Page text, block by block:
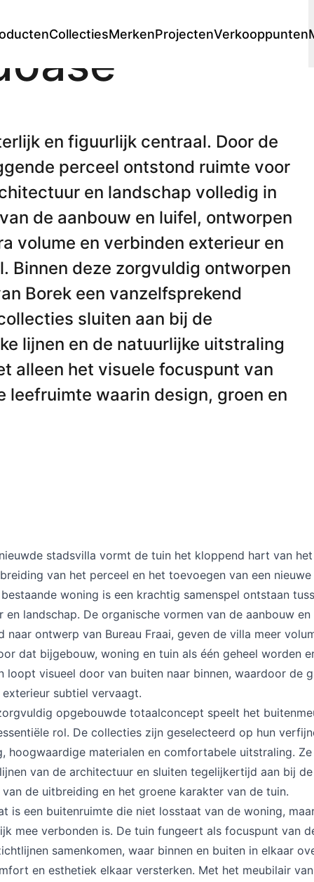
CollectiesMerkenProjectenVerkooppunten
Fauteuils
Sofa's
Modulaire lounge
Loungesets
Ligbedden
Dubbele ligbedden
Enkele ligbedden
Daybed
en figuurlijk centraal. Door de
perceel ontstond ruimte voor
en landschap volledig in
de aanbouw en luifel, ontworpen
volume en verbinden exterieur en
Binnen deze zorgvuldig ontworpen
Borek een vanzelfsprekend
sluiten aan bij de
lijnen en de natuurlijke uitstraling
alleen het visuele focuspunt van
leefruimte waarin design, groen en
stadsvilla vormt de tuin het kloppend hart van
van het perceel en het toevoegen van een nieuwe
woning is een krachtig samenspel ontstaan
en landschap. De organische vormen van de aanbouw en
naar ontwerp van Bureau Fraai, geven de villa meer
dat bijgebouw, woning en tuin als één geheel worden
loopt visueel door van buiten naar binnen, waardoor de
subtiel vervaagt.
opgebouwde totaalconcept speelt het
rol. De collecties zijn geselecteerd op hun
hoogwaardige materialen en comfortabele uitstraling.
van de architectuur en sluiten tegelijkertijd aan bij
de uitbreiding en het groene karakter van de tuin.
is een buitenruimte die niet losstaat van de woning,
mee verbonden is. De tuin fungeert als focuspunt van
samenkomen, waar binnen en buiten in elkaar
en esthetiek elkaar versterken. Met het meubilair